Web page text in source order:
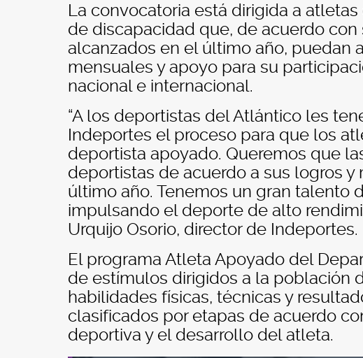
La convocatoria está dirigida a
de discapacidad que, de acuerdo
alcanzados en el último año, puedan
mensuales y apoyo para su
nacional e internacional.
“A los deportistas del Atlántico les
Indeportes el proceso para que los
deportista apoyado. Queremos que
deportistas de acuerdo a sus logros
último año. Tenemos un gran talento
impulsando el deporte de alto
Urquijo Osorio, director de Indeportes.
El programa Atleta Apoyado del
de estímulos dirigidos a la población
habilidades físicas, técnicas y
clasificados por etapas de acuerdo
deportiva y el desarrollo del atleta.